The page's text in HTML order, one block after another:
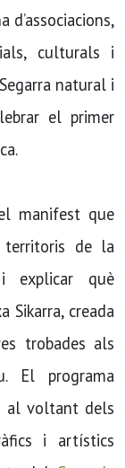
culturals i
natural i
el primer
manifest que
territoris de la
explicar què
Sikarra, creada
trobades als
El programa
al voltant dels
i artístics